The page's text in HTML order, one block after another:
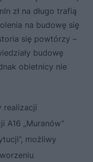
zł na długo trafią
na budowę się
się powtórzy –
budowę
obietnicy nie
realizacji
A16 „Muranów”
możliwy